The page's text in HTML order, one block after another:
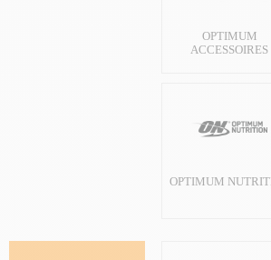
OPTIMUM
ACCESSOIRES
OPTIMUM